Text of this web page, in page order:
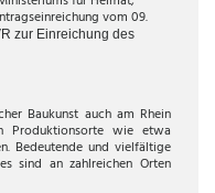
vom 09.
zur Einreichung des
Baukunst auch am Rhein
Produktionsorte wie etwa
Bedeutende und vielfältige
sind an zahlreichen Orten